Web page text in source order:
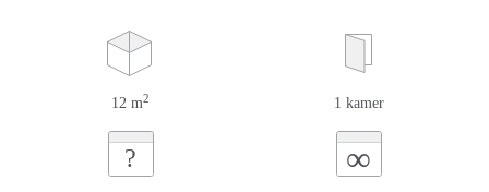
12 m2 1 kamer
? ∞